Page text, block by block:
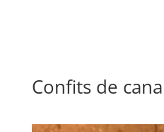
Confits de